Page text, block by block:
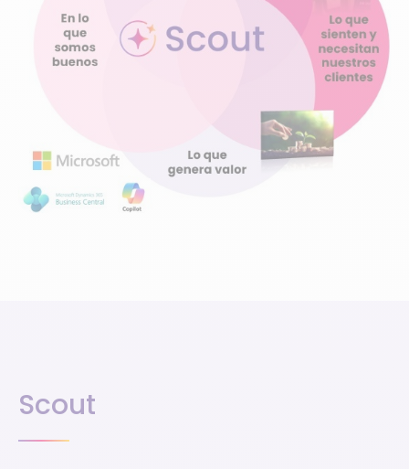
Scout